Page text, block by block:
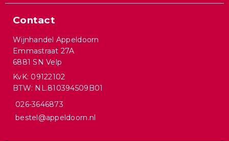
Contact
Wijnhandel Appeldoorn
Emmastraat 27A
6881 SN Velp
KvK: 09122102
BTW: NL.810394509B01
026-3646873
bestel@appeldoorn.nl